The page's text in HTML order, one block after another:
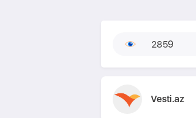
2859
Vesti.az